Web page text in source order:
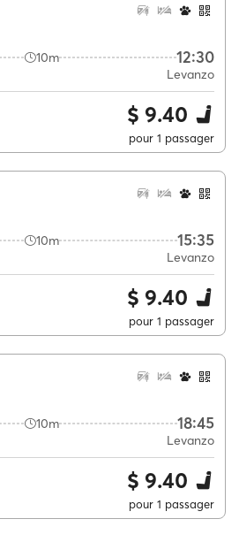
10m 12:30
Levanzo
$ 9.40
pour 1 passager
10m 15:35
Levanzo
$ 9.40
pour 1 passager
10m 18:45
Levanzo
$ 9.40
pour 1 passager